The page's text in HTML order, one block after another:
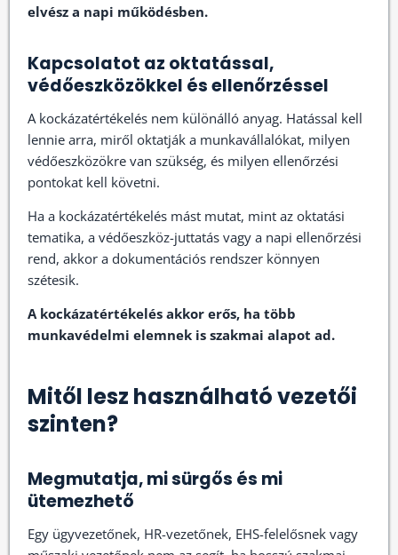
elvész a napi működésben.
Kapcsolatot az oktatással,
védőeszközökkel és ellenőrzéssel
A kockázatértékelés nem különálló anyag. Hatással kell
lennie arra, miről oktatják a munkavállalókat, milyen
védőeszközökre van szükség, és milyen ellenőrzési
pontokat kell követni.
Ha a kockázatértékelés mást mutat, mint az oktatási
tematika, a védőeszköz-juttatás vagy a napi ellenőrzési
rend, akkor a dokumentációs rendszer könnyen
szétesik.
A kockázatértékelés akkor erős, ha több
munkavédelmi elemnek is szakmai alapot ad.
Mitől lesz használható vezetői
szinten?
Megmutatja, mi sürgős és mi
ütemezhető
Egy ügyvezetőnek, HR-vezetőnek, EHS-felelősnek vagy